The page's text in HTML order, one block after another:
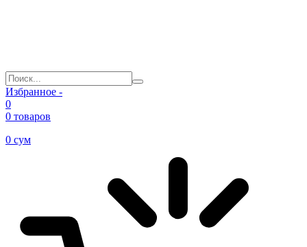
Избранное -
0
0 товаров
0 сум